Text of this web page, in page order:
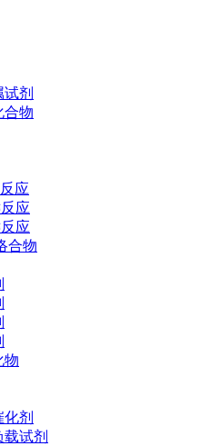
剂
合物
应
应
应
合物
物
剂
试剂